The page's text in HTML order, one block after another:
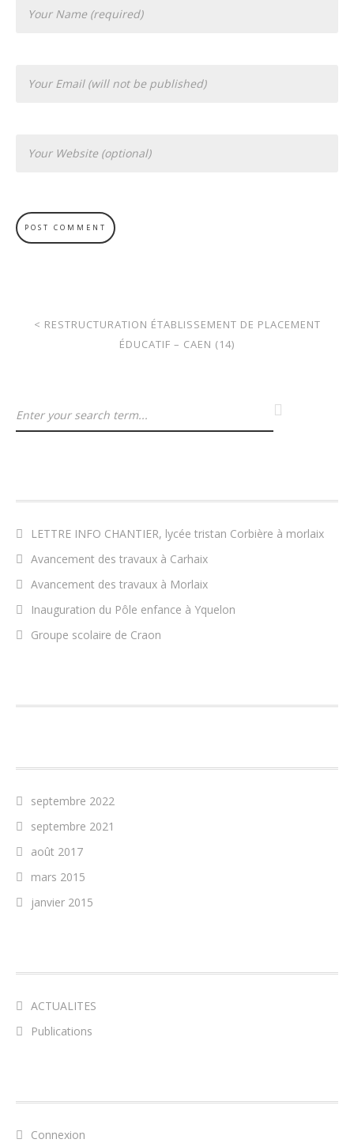
< RESTRUCTURATION ÉTABLISSEMENT DE PLACEMENT
ÉDUCATIF – CAEN (14)
LETTRE INFO CHANTIER, lycée tristan Corbière à morlaix
Avancement des travaux à Carhaix
Avancement des travaux à Morlaix
Inauguration du Pôle enfance à Yquelon
Groupe scolaire de Craon
septembre 2022
septembre 2021
août 2017
mars 2015
janvier 2015
ACTUALITES
Publications
Connexion